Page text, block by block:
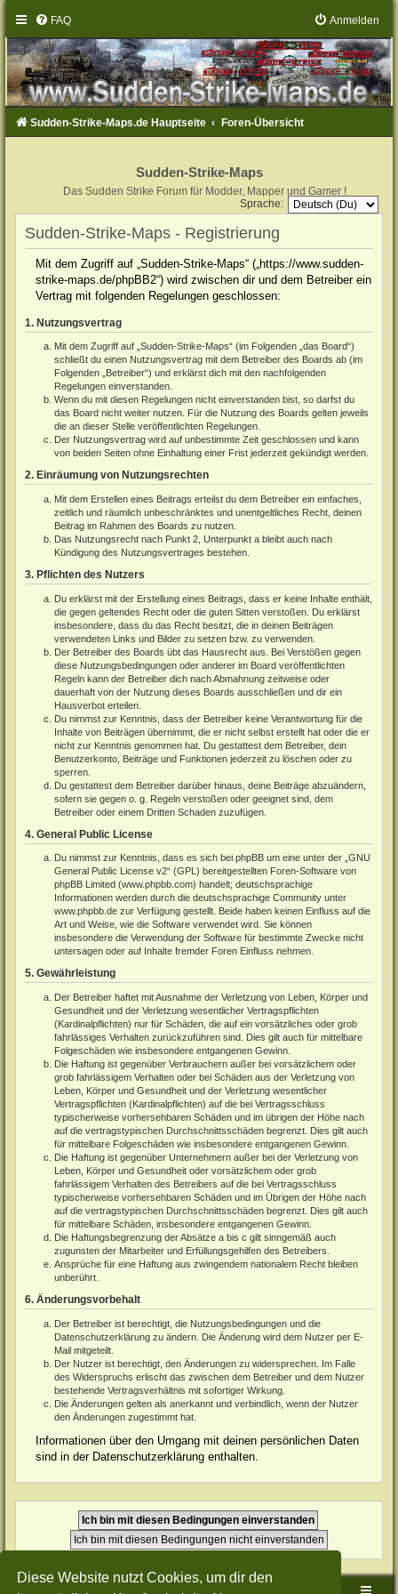
Diese Website nutzt Cookies, um dir den
FAQ Anmelden
Sudden-Strike-Maps.de Hauptseite Foren-Übersicht
Sudden-Strike-Maps
Das Sudden Strike Forum für Modder, Mapper und Gamer !
Sprache:
Sudden-Strike-Maps - Registrierung
Mit dem Zugriff auf „Sudden-Strike-Maps“ („https://www.sudden-
strike-maps.de/phpBB2“) wird zwischen dir und dem Betreiber ein
Vertrag mit folgenden Regelungen geschlossen:
1. Nutzungsvertrag
Mit dem Zugriff auf „Sudden-Strike-Maps“ (im Folgenden „das Board“)
schließt du einen Nutzungsvertrag mit dem Betreiber des Boards ab (im
Folgenden „Betreiber“) und erklärst dich mit den nachfolgenden
Regelungen einverstanden.
Wenn du mit diesen Regelungen nicht einverstanden bist, so darfst du
das Board nicht weiter nutzen. Für die Nutzung des Boards gelten jeweils
die an dieser Stelle veröffentlichten Regelungen.
Der Nutzungsvertrag wird auf unbestimmte Zeit geschlossen und kann
von beiden Seiten ohne Einhaltung einer Frist jederzeit gekündigt werden.
2. Einräumung von Nutzungsrechten
Mit dem Erstellen eines Beitrags erteilst du dem Betreiber ein einfaches,
zeitlich und räumlich unbeschränktes und unentgeltliches Recht, deinen
Beitrag im Rahmen des Boards zu nutzen.
Das Nutzungsrecht nach Punkt 2, Unterpunkt a bleibt auch nach
Kündigung des Nutzungsvertrages bestehen.
3. Pflichten des Nutzers
Du erklärst mit der Erstellung eines Beitrags, dass er keine Inhalte enthält,
die gegen geltendes Recht oder die guten Sitten verstoßen. Du erklärst
insbesondere, dass du das Recht besitzt, die in deinen Beiträgen
verwendeten Links und Bilder zu setzen bzw. zu verwenden.
Der Betreiber des Boards übt das Hausrecht aus. Bei Verstößen gegen
diese Nutzungsbedingungen oder anderer im Board veröffentlichten
Regeln kann der Betreiber dich nach Abmahnung zeitweise oder
dauerhaft von der Nutzung dieses Boards ausschließen und dir ein
Hausverbot erteilen.
Du nimmst zur Kenntnis, dass der Betreiber keine Verantwortung für die
Inhalte von Beiträgen übernimmt, die er nicht selbst erstellt hat oder die er
nicht zur Kenntnis genommen hat. Du gestattest dem Betreiber, dein
Benutzerkonto, Beiträge und Funktionen jederzeit zu löschen oder zu
sperren.
Du gestattest dem Betreiber darüber hinaus, deine Beiträge abzuändern,
sofern sie gegen o. g. Regeln verstoßen oder geeignet sind, dem
Betreiber oder einem Dritten Schaden zuzufügen.
4. General Public License
Du nimmst zur Kenntnis, dass es sich bei phpBB um eine unter der „GNU
General Public License v2“ (GPL) bereitgestellten Foren-Software von
phpBB Limited (www.phpbb.com) handelt; deutschsprachige
Informationen werden durch die deutschsprachige Community unter
www.phpbb.de zur Verfügung gestellt. Beide haben keinen Einfluss auf die
Art und Weise, wie die Software verwendet wird. Sie können
insbesondere die Verwendung der Software für bestimmte Zwecke nicht
untersagen oder auf Inhalte fremder Foren Einfluss nehmen.
5. Gewährleistung
Der Betreiber haftet mit Ausnahme der Verletzung von Leben, Körper und
Gesundheit und der Verletzung wesentlicher Vertragspflichten
(Kardinalpflichten) nur für Schäden, die auf ein vorsätzliches oder grob
fahrlässiges Verhalten zurückzuführen sind. Dies gilt auch für mittelbare
Folgeschäden wie insbesondere entgangenen Gewinn.
Die Haftung ist gegenüber Verbrauchern außer bei vorsätzlichem oder
grob fahrlässigem Verhalten oder bei Schäden aus der Verletzung von
Leben, Körper und Gesundheit und der Verletzung wesentlicher
Vertragspflichten (Kardinalpflichten) auf die bei Vertragsschluss
typischerweise vorhersehbaren Schäden und im übrigen der Höhe nach
auf die vertragstypischen Durchschnittsschäden begrenzt. Dies gilt auch
für mittelbare Folgeschäden wie insbesondere entgangenen Gewinn.
Die Haftung ist gegenüber Unternehmern außer bei der Verletzung von
Leben, Körper und Gesundheit oder vorsätzlichem oder grob
fahrlässigem Verhalten des Betreibers auf die bei Vertragsschluss
typischerweise vorhersehbaren Schäden und im Übrigen der Höhe nach
auf die vertragstypischen Durchschnittsschäden begrenzt. Dies gilt auch
für mittelbare Schäden, insbesondere entgangenen Gewinn.
Die Haftungsbegrenzung der Absätze a bis c gilt sinngemäß auch
zugunsten der Mitarbeiter und Erfüllungsgehilfen des Betreibers.
Ansprüche für eine Haftung aus zwingendem nationalem Recht bleiben
unberührt.
6. Änderungsvorbehalt
Der Betreiber ist berechtigt, die Nutzungsbedingungen und die
Datenschutzerklärung zu ändern. Die Änderung wird dem Nutzer per E-
Mail mitgeteilt.
Der Nutzer ist berechtigt, den Änderungen zu widersprechen. Im Falle
des Widerspruchs erlischt das zwischen dem Betreiber und dem Nutzer
bestehende Vertragsverhältnis mit sofortiger Wirkung.
Die Änderungen gelten als anerkannt und verbindlich, wenn der Nutzer
den Änderungen zugestimmt hat.
Informationen über den Umgang mit deinen persönlichen Daten
sind in der Datenschutzerklärung enthalten.
Sudden-Strike-Maps.de Hauptseite Foren-Übersicht